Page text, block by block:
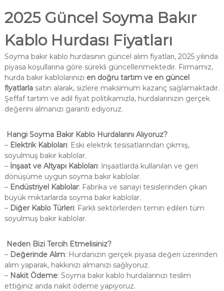
2025 Güncel Soyma Bakır
Kablo Hurdası Fiyatları
Soyma bakır kablo hurdasının güncel alım fiyatları, 2025 yılında
piyasa koşullarına göre sürekli güncellenmektedir. Firmamız,
hurda bakır kablolarınızı en doğru tartım ve en güncel
fiyatlarlasatın alarak, sizlere maksimum kazanç sağlamaktadır.
Şeffaf tartım ve adil fiyat politikamızla, hurdalarınızın gerçek
değerini almanızı garanti ediyoruz.
Hangi Soyma Bakır Kablo Hurdalarını Alıyoruz?
– Elektrik Kabloları: Eski elektrik tesisatlarından çıkmış,
soyulmuş bakır kablolar.
– İnşaat ve Altyapı Kabloları: İnşaatlarda kullanılan ve geri
dönüşüme uygun soyma bakır kablolar.
– Endüstriyel Kablolar: Fabrika ve sanayi tesislerinden çıkan
büyük miktarlarda soyma bakır kablolar.
– Diğer Kablo Türleri: Farklı sektörlerden temin edilen tüm
soyulmuş bakır kablolar.
Neden Bizi Tercih Etmelisiniz?
– Değerinde Alım: Hurdanızın gerçek piyasa değeri üzerinden
alım yaparak, hakkınızı almanızı sağlıyoruz.
– Nakit Ödeme: Soyma bakır kablo hurdalarınızı teslim
ettiğiniz anda nakit ödeme yapıyoruz.